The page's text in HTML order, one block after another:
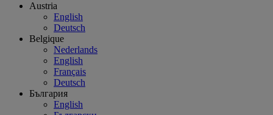
Austria
English
Deutsch
Belgique
Nederlands
English
Français
Deutsch
България
English